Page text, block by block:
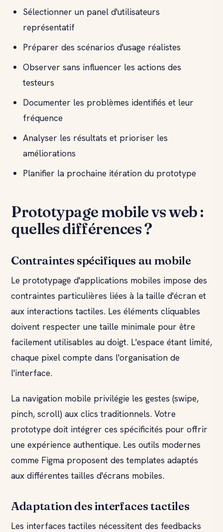
Sélectionner un panel d'utilisateurs
représentatif
Préparer des scénarios d'usage réalistes
Observer sans influencer les actions des
testeurs
Documenter les problèmes identifiés et leur
fréquence
Analyser les résultats et prioriser les
améliorations
Planifier la prochaine itération du prototype
Prototypage mobile vs web :
quelles différences ?
Contraintes spécifiques au mobile
Le prototypage d'applications mobiles impose des
contraintes particulières liées à la taille d'écran et
aux interactions tactiles. Les éléments cliquables
doivent respecter une taille minimale pour être
facilement utilisables au doigt. L'espace étant limité,
chaque pixel compte dans l'organisation de
l'interface.
La navigation mobile privilégie les gestes (swipe,
pinch, scroll) aux clics traditionnels. Votre
prototype doit intégrer ces spécificités pour offrir
une expérience authentique. Les outils modernes
comme Figma proposent des templates adaptés
aux différentes tailles d'écrans mobiles.
Adaptation des interfaces tactiles
Les interfaces tactiles nécessitent des feedbacks